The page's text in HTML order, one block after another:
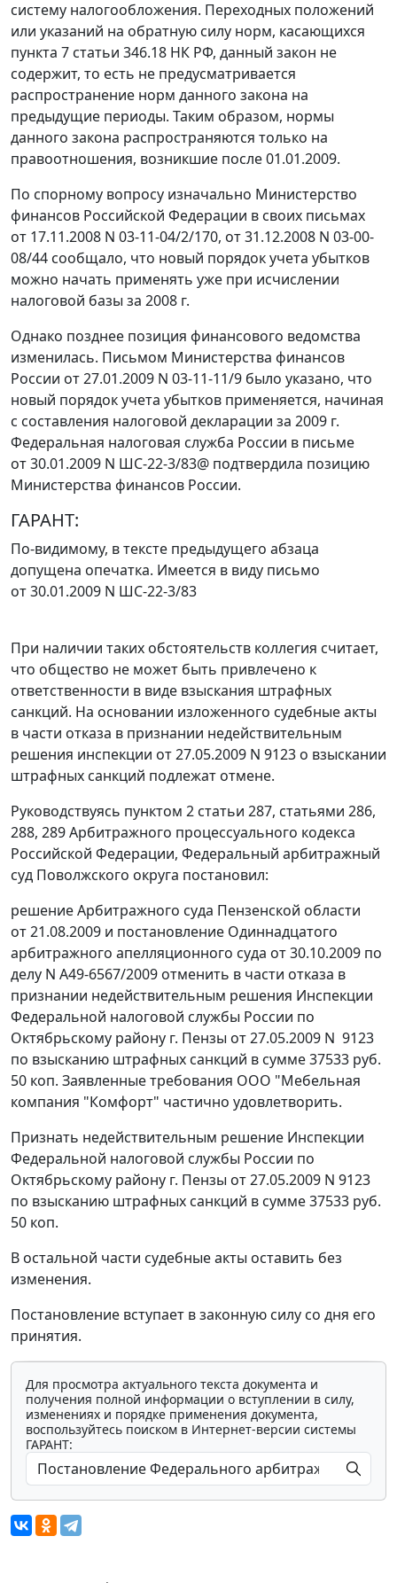
систему налогообложения. Переходных положений
или указаний на обратную силу норм, касающихся
пункта 7 статьи 346.18 НК РФ, данный закон не
содержит, то есть не предусматривается
распространение норм данного закона на
предыдущие периоды. Таким образом, нормы
данного закона распространяются только на
правоотношения, возникшие после 01.01.2009.
По спорному вопросу изначально Министерство
финансов Российской Федерации в своих письмах
от 17.11.2008 N 03-11-04/2/170, от 31.12.2008 N 03-00-
08/44 сообщало, что новый порядок учета убытков
можно начать применять уже при исчислении
налоговой базы за 2008 г.
Однако позднее позиция финансового ведомства
изменилась. Письмом Министерства финансов
России от 27.01.2009 N 03-11-11/9 было указано, что
новый порядок учета убытков применяется, начиная
с составления налоговой декларации за 2009 г.
Федеральная налоговая служба России в письме
от 30.01.2009 N ШС-22-3/83@ подтвердила позицию
Министерства финансов России.
ГАРАНТ:
По-видимому, в тексте предыдущего абзаца
допущена опечатка. Имеется в виду письмо
от 30.01.2009 N ШС-22-3/83
При наличии таких обстоятельств коллегия считает,
что общество не может быть привлечено к
ответственности в виде взыскания штрафных
санкций. На основании изложенного судебные акты
в части отказа в признании недействительным
решения инспекции от 27.05.2009 N 9123 о взыскании
штрафных санкций подлежат отмене.
Руководствуясь пунктом 2 статьи 287, статьями 286,
288, 289Арбитражного процессуального кодекса
Российской Федерации, Федеральный арбитражный
суд Поволжского округа постановил:
решение Арбитражного суда Пензенской области
от 21.08.2009 и постановление Одиннадцатого
арбитражного апелляционного суда от 30.10.2009 по
делу N А49-6567/2009 отменить в части отказа в
признании недействительным решения Инспекции
Федеральной налоговой службы России по
Октябрьскому району г. Пензы от 27.05.2009 N 9123
по взысканию штрафных санкций в сумме 37533 руб.
50 коп. Заявленные требования ООО "Мебельная
компания "Комфорт" частично удовлетворить.
Признать недействительным решение Инспекции
Федеральной налоговой службы России по
Октябрьскому району г. Пензы от 27.05.2009 N 9123
по взысканию штрафных санкций в сумме 37533 руб.
50 коп.
В остальной части судебные акты оставить без
изменения.
Постановление вступает в законную силу со дня его
принятия.
Для просмотра актуального текста документа и
получения полной информации о вступлении в силу,
изменениях и порядке применения документа,
воспользуйтесь поиском в Интернет-версии системы
ГАРАНТ: